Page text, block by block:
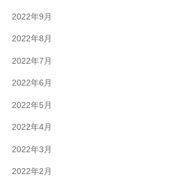
2022年9月
2022年8月
2022年7月
2022年6月
2022年5月
2022年4月
2022年3月
2022年2月